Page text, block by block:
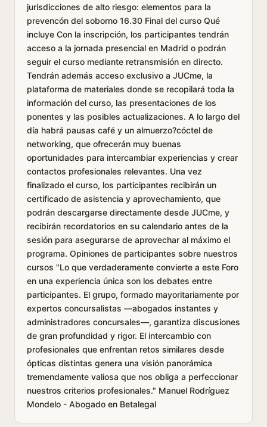
jurisdicciones de alto riesgo: elementos para la
prevencón del soborno 16.30 Final del curso Qué
incluye Con la inscripción, los participantes tendrán
acceso a la jornada presencial en Madrid o podrán
seguir el curso mediante retransmisión en directo.
Tendrán además acceso exclusivo a JUCme, la
plataforma de materiales donde se recopilará toda la
información del curso, las presentaciones de los
ponentes y las posibles actualizaciones. A lo largo del
día habrá pausas café y un almuerzo?cóctel de
networking, que ofrecerán muy buenas
oportunidades para intercambiar experiencias y crear
contactos profesionales relevantes. Una vez
finalizado el curso, los participantes recibirán un
certificado de asistencia y aprovechamiento, que
podrán descargarse directamente desde JUCme, y
recibirán recordatorios en su calendario antes de la
sesión para asegurarse de aprovechar al máximo el
programa. Opiniones de participantes sobre nuestros
cursos "Lo que verdaderamente convierte a este Foro
en una experiencia única son los debates entre
participantes. El grupo, formado mayoritariamente por
expertos concursalistas —abogados instantes y
administradores concursales—, garantiza discusiones
de gran profundidad y rigor. El intercambio con
profesionales que enfrentan retos similares desde
ópticas distintas genera una visión panorámica
tremendamente valiosa que nos obliga a perfeccionar
nuestros criterios profesionales." Manuel Rodríguez
Mondelo - Abogado en Betalegal